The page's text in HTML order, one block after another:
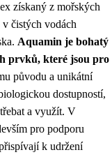
získaný z mořských
v čistých vodách
Aquamin je bohatý
prvků, které jsou pro
původu a unikátní
dostupností,
a využít. V
pro podporu
k udržení